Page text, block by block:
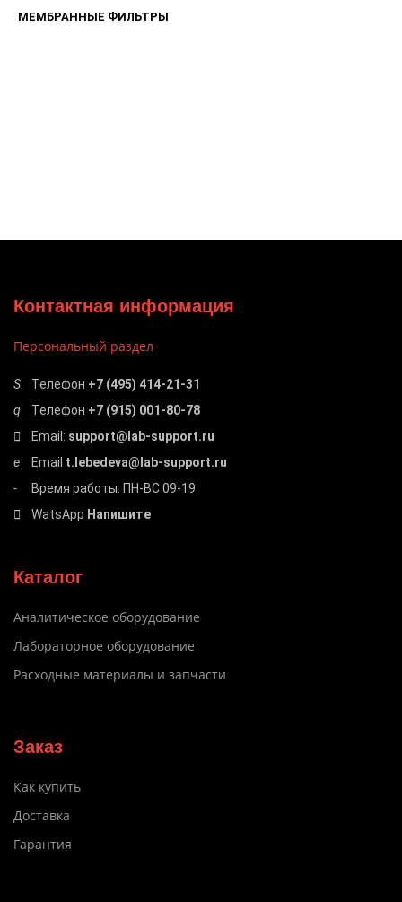
МЕМБРАННЫЕ ФИЛЬТРЫ
Контактная информация
Персональный раздел
Телефон +7 (495) 414-21-31
Телефон +7 (915) 001-80-78
Email: support@lab-support.ru
Email t.lebedeva@lab-support.ru
Время работы: ПН-ВС 09-19
WatsApp Напишите
Каталог
Аналитическое оборудование
Лабораторное оборудование
Расходные материалы и запчасти
Заказ
Как купить
Доставка
Гарантия